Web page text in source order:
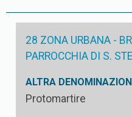
28 ZONA URBANA -
PARROCCHIA DI S.
ALTRA
Protomartire